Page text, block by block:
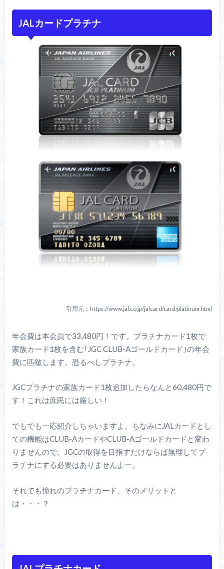
JALカードプラチナ
引用元：https://www.jal.co.jp/jalcard/card/platinum.html
年会費は本会員で33,480円！です。プラチナカード1枚で
家族カード1枚を含む｢JGC CLUB-Aゴールドカード｣の年会
費に匹敵します。恐るべしプラチナ。
JGCプラチナの家族カード1枚追加したらなんと60,480円で
す！これは庶民には厳しい！
でもでも一応紹介しちゃいますよ。ちなみにJALカードとし
ての機能はCLUB-AカードやCLUB-Aゴールドカードと変わ
りませんので、JGCの取得を目指すだけならば無理してプ
ラチナにする必要はありませんよー。
それでも憧れのプラチナカード、そのメリットと
は・・・？